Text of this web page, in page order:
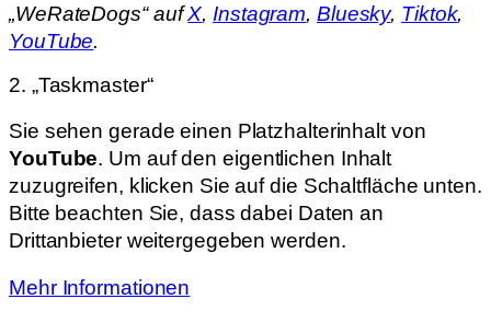
„WeRateDogs“ aufX, Instagram, Bluesky, Tiktok,
YouTube.
2. „Taskmaster“
Sie sehen gerade einen Platzhalterinhalt von
YouTube. Um auf den eigentlichen Inhalt
zuzugreifen, klicken Sie auf die Schaltfläche unten.
Bitte beachten Sie, dass dabei Daten an
Drittanbieter weitergegeben werden.
Mehr Informationen